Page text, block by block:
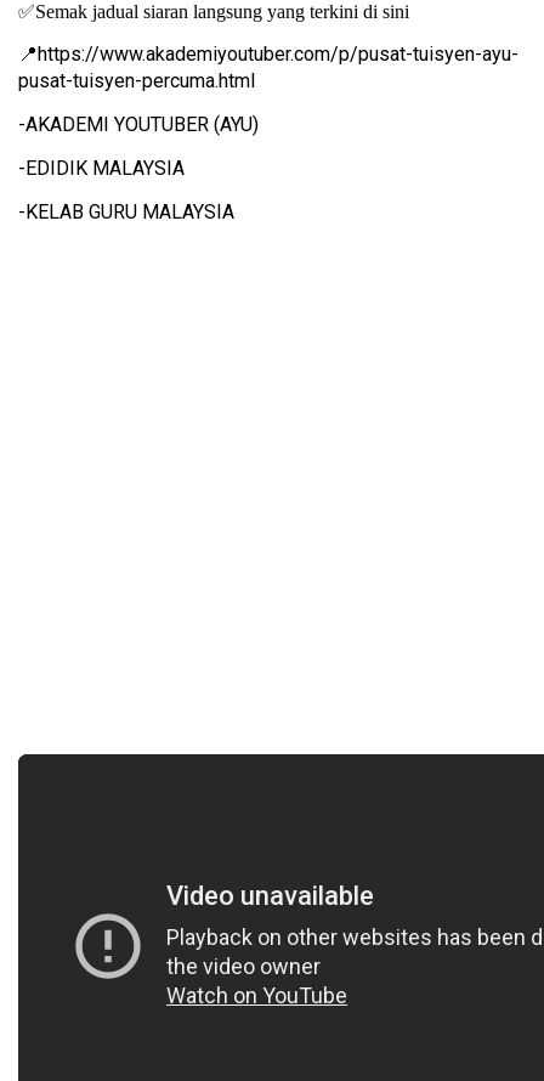
✅Semak jadual siaran langsung yang terkini di sini
📍https://www.akademiyoutuber.com/p/pusat-tuisyen-ayu-
pusat-tuisyen-percuma.html
-AKADEMI YOUTUBER (AYU)
-EDIDIK MALAYSIA
-KELAB GURU MALAYSIA